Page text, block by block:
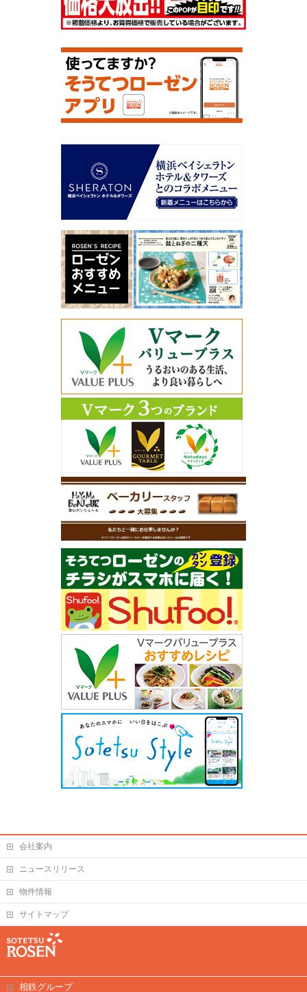
会社案内
ニュースリリース
物件情報
サイトマップ
相鉄グループ